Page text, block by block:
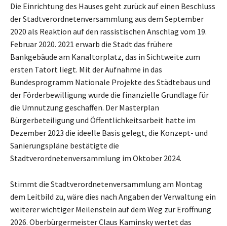
Die Einrichtung des Hauses geht zurück auf einen Beschluss
der Stadtverordnetenversammlung aus dem September
2020 als Reaktion auf den rassistischen Anschlag vom 19.
Februar 2020. 2021 erwarb die Stadt das frühere
Bankgebäude am Kanaltorplatz, das in Sichtweite zum
ersten Tatort liegt. Mit der Aufnahme in das
Bundesprogramm Nationale Projekte des Städtebaus und
der Förderbewilligung wurde die finanzielle Grundlage für
die Umnutzung geschaffen. Der Masterplan
Bürgerbeteiligung und Öffentlichkeitsarbeit hatte im
Dezember 2023 die ideelle Basis gelegt, die Konzept- und
Sanierungspläne bestätigte die
Stadtverordnetenversammlung im Oktober 2024.
Stimmt die Stadtverordnetenversammlung am Montag
dem Leitbild zu, wäre dies nach Angaben der Verwaltung ein
weiterer wichtiger Meilenstein auf dem Weg zur Eröffnung
2026. Oberbürgermeister Claus Kaminsky wertet das